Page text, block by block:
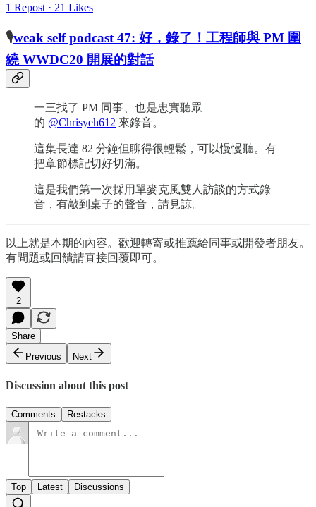
1 Repost · 21 Likes
🎙weak self podcast 47: 好，錄了！工程師與 PM 圍
繞 WWDC20 開展的對話
一三找了 PM 同事、也是忠實聽眾
的 @Chrisyeh612 來錄音。
這集長達 82 分鐘但聊得很輕鬆，可以慢慢聽。有
把章節標記切好切滿。
這是我們第一次採用單麥克風雙人訪談的方式錄
音，有敲到桌子的聲音，請見諒。
以上就是本期的內容。歡迎轉寄或推薦給同事或開發者朋友。
有問題或回饋請直接回覆即可。
2
Share
Previous
Next
Discussion about this post
Comments Restacks
Top Latest Discussions